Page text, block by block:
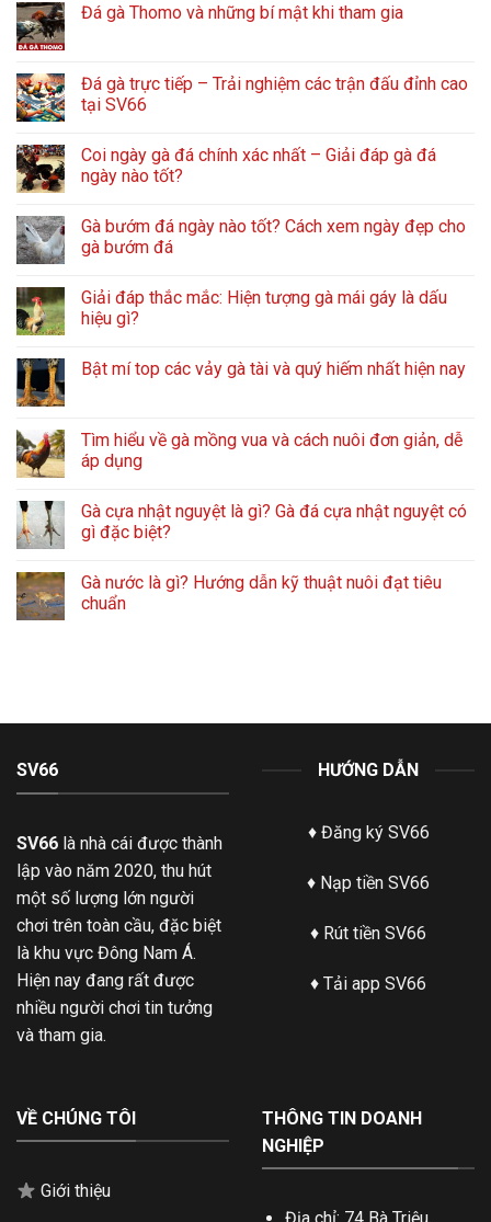
Đá gà Thomo và những bí mật khi tham gia
Đá gà trực tiếp – Trải nghiệm các trận đấu đỉnh cao
tại SV66
Coi ngày gà đá chính xác nhất – Giải đáp gà đá
ngày nào tốt?
Gà bướm đá ngày nào tốt? Cách xem ngày đẹp cho
gà bướm đá
Giải đáp thắc mắc: Hiện tượng gà mái gáy là dấu
hiệu gì?
Bật mí top các vảy gà tài và quý hiếm nhất hiện nay
Tìm hiểu về gà mồng vua và cách nuôi đơn giản, dễ
áp dụng
Gà cựa nhật nguyệt là gì? Gà đá cựa nhật nguyệt có
gì đặc biệt?
Gà nước là gì? Hướng dẫn kỹ thuật nuôi đạt tiêu
chuẩn
SV66
SV66 là nhà cái được thành
lập vào năm 2020, thu hút
một số lượng lớn người
chơi trên toàn cầu, đặc biệt
là khu vực Đông Nam Á.
Hiện nay đang rất được
nhiều người chơi tin tưởng
và tham gia.
HƯỚNG DẪN
♦ Đăng ký SV66
♦ Nạp tiền SV66
♦ Rút tiền SV66
♦ Tải app SV66
VỀ CHÚNG TÔI
Giới thiệu
THÔNG TIN DOANH
NGHIỆP